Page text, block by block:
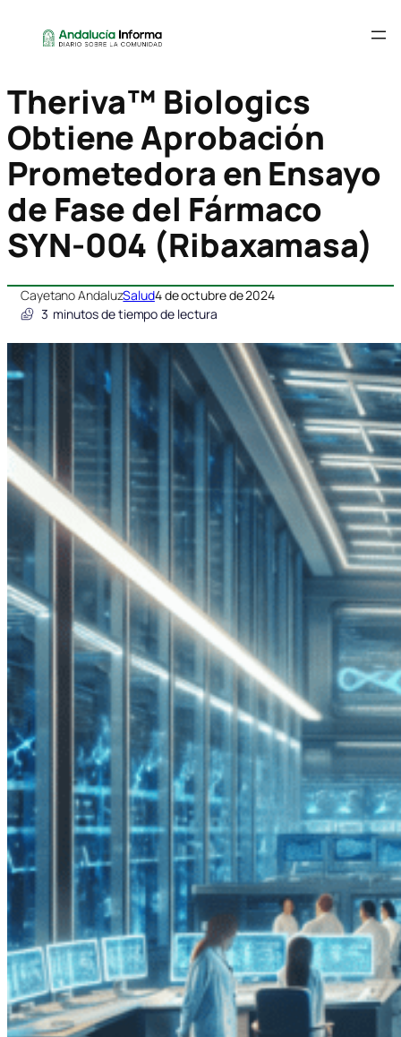
Theriva™ Biologics
Obtiene Aprobación
Prometedora en Ensayo
de Fase del Fármaco
SYN-004 (Ribaxamasa)
Cayetano AndaluzSalud4 de octubre de 2024
3 minutos de tiempo de lectura